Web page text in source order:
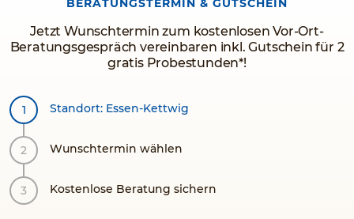
BERATUNGSTERMIN & GUTSCHEIN
Jetzt Wunschtermin zum kostenlosen Vor-Ort-
Beratungsgespräch vereinbaren inkl. Gutschein für 2
gratis Probestunden*!
Standort: Essen-Kettwig
Wunschtermin wählen
Kostenlose Beratung sichern